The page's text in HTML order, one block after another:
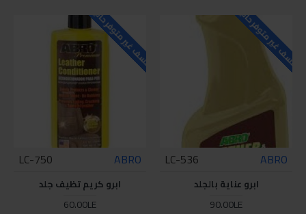
للاسف غير متوفر حاليا
ABRO
LC-536
ابرو عناية بالجلد
90.00LE
للاسف غير متوفر حاليا
ABRO
LC-750
ابرو كريم تظيف جلد
60.00LE